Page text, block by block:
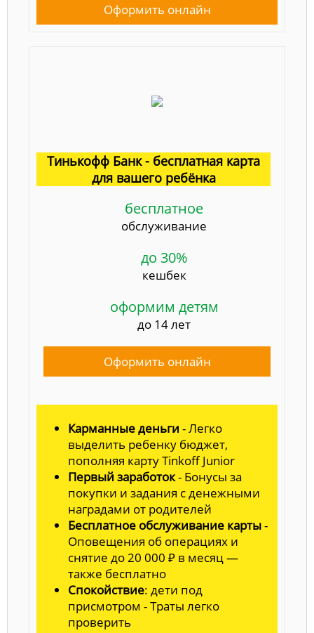
Оформить онлайн
Тинькофф Банк - бесплатная карта
для вашего ребёнка
бесплатное
обслуживание
до 30%
кешбек
оформим детям
до 14 лет
Оформить онлайн
Карманные деньги - Легко
выделить ребенку бюджет,
пополняя карту Tinkoff Junior
Первый заработок- Бонусы за
покупки и задания с денежными
наградами от родителей
Бесплатное обслуживание карты-
Оповещения об операциях и
снятие до 20 000 ₽ в месяц —
также бесплатно
Спокойствие: дети под
присмотром - Траты легко
проверить